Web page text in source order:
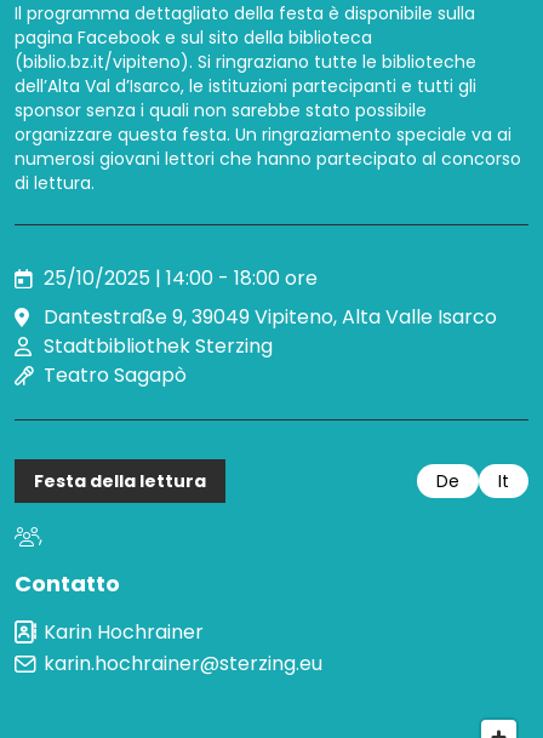
Il programma dettagliato della festa è disponibile sulla
pagina Facebook e sul sito della biblioteca
(biblio.bz.it/vipiteno). Si ringraziano tutte le biblioteche
dell’Alta Val d’Isarco, le istituzioni partecipanti e tutti gli
sponsor senza i quali non sarebbe stato possibile
organizzare questa festa. Un ringraziamento speciale va ai
numerosi giovani lettori che hanno partecipato al concorso
di lettura.
25/10/2025 | 14:00 - 18:00 ore
Dantestraße 9, 39049 Vipiteno, Alta Valle Isarco
Stadtbibliothek Sterzing
Teatro Sagapò
Festa della lettura De It
,
Contatto
Karin Hochrainer
karin.hochrainer@sterzing.eu